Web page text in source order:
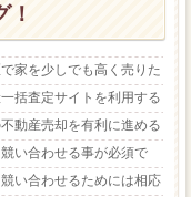
！
家を少しでも高く売りた
括査定サイトを利用する
動産売却を有利に進める
い合わせる事が必須で
い合わせるためには相応